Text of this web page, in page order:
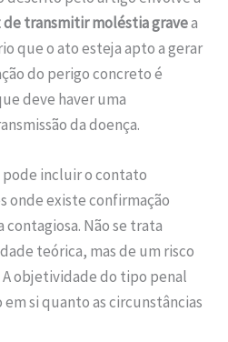
transmitir moléstia gravea
que o ato esteja apto a gerar
do perigo concreto é
deve haver uma
da doença.
incluir o contato
onde existe confirmação
Não se trata
teórica, mas de um risco
objetividade do tipo penal
si quanto as circunstâncias